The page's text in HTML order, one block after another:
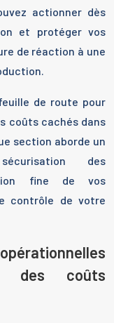
actionner dès
et protéger vos
de réaction à une
de route pour
coûts cachés dans
section aborde un
des
fine de vos
contrôle de votre
des coûts